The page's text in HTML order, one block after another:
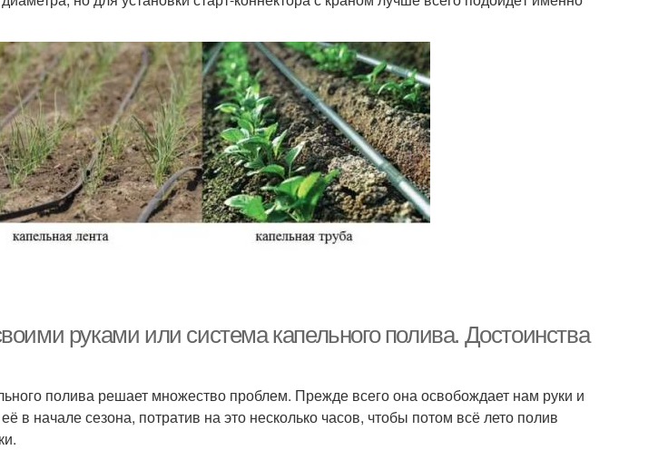
руками или система капельного полива. Достоинства
полива решает множество проблем. Прежде всего она освобождает нам руки и
в начале сезона, потратив на это несколько часов, чтобы потом всё лето полив